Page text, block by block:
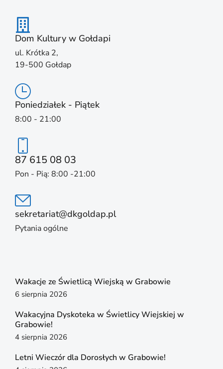
Dom Kultury w Gołdapi
ul. Krótka 2,
19-500 Gołdap
Poniedziałek - Piątek
8:00 - 21:00
87 615 08 03
Pon - Pią: 8:00 -21:00
sekretariat@dkgoldap.pl
Pytania ogólne
Wakacje ze Świetlicą Wiejską w Grabowie
6 sierpnia 2026
Wakacyjna Dyskoteka w Świetlicy Wiejskiej w
Grabowie!
4 sierpnia 2026
Letni Wieczór dla Dorosłych w Grabowie!